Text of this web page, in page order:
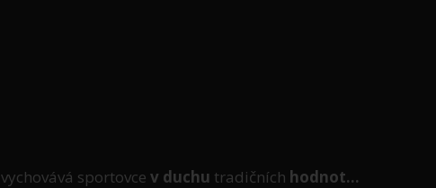
vychovává sportovce v duchu tradičních hodnot...